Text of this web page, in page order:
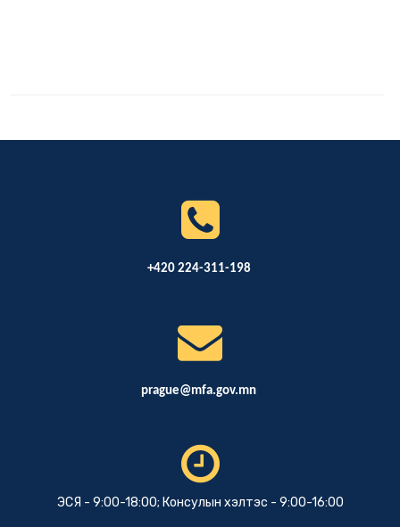
+420 224-311-198
prague@mfa.gov.mn
ЭСЯ - 9:00-18:00; Консулын хэлтэс - 9:00-16:00